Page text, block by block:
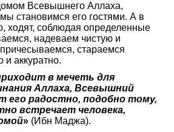
Всевышнего Аллаха,
становимся его гостями. А в
ходят, соблюдая определенные
надеваем чистую и
стараемся
и аккуратно.
в мечеть для
Аллаха, Всевышний
его радостно, подобно тому,
встречает человека,
» (Ибн Маджа).